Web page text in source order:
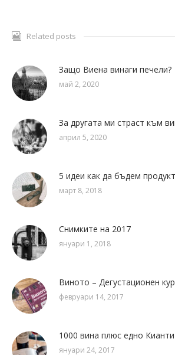
Related posts
Защо Виена винаги печели?
май 2, 2020
За другата ми страст към
април 5, 2020
5 идеи как да бъдем
март 8, 2018
Снимките на 2017
януари 1, 2018
Виното – Дегустационен
февруари 14, 2017
1000 вина плюс едно Кианти
януари 24, 2017